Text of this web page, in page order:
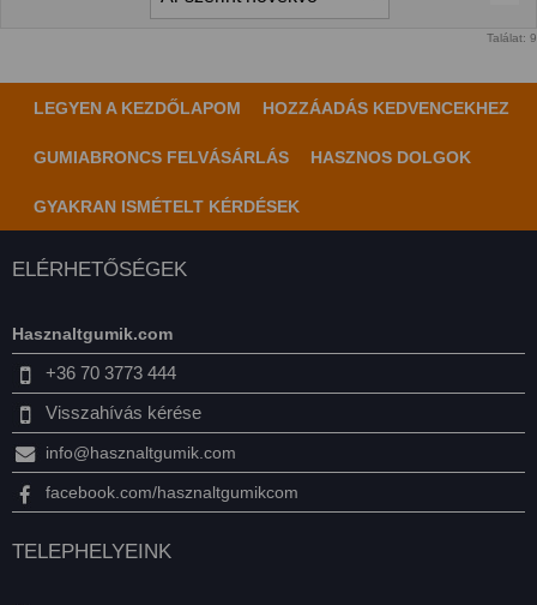
Találat: 9
LEGYEN A KEZDŐLAPOM HOZZÁADÁS KEDVENCEKHEZ
GUMIABRONCS FELVÁSÁRLÁS HASZNOS DOLGOK
GYAKRAN ISMÉTELT KÉRDÉSEK
ELÉRHETŐSÉGEK
Hasznaltgumik.com
+36 70 3773 444
Visszahívás kérése
info@hasznaltgumik.com
facebook.com/hasznaltgumikcom
TELEPHELYEINK